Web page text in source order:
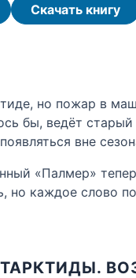
Скачать книгу
но пожар в
бы, ведёт
вне
«Палмер»
каждое слово